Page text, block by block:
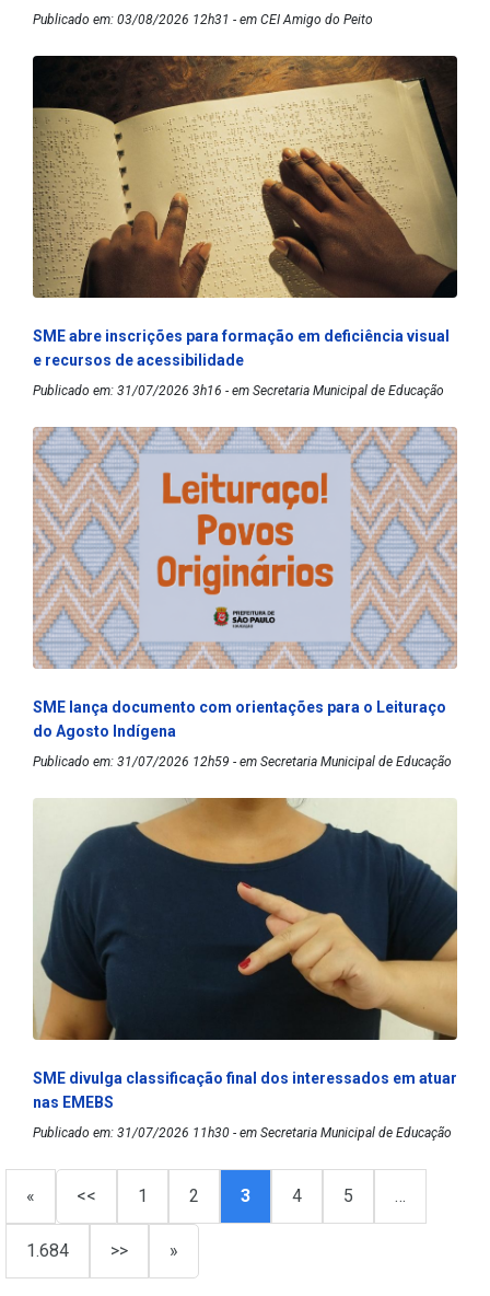
Publicado em: 03/08/2026 12h31 - em CEI Amigo do Peito
SME abre inscrições para formação em deficiência visual
e recursos de acessibilidade
Publicado em: 31/07/2026 3h16 - em Secretaria Municipal de Educação
SME lança documento com orientações para o Leituraço
do Agosto Indígena
Publicado em: 31/07/2026 12h59 - em Secretaria Municipal de Educação
SME divulga classificação final dos interessados em atuar
nas EMEBS
Publicado em: 31/07/2026 11h30 - em Secretaria Municipal de Educação
« << 1 2 3 4 5 …
1.684 >> »